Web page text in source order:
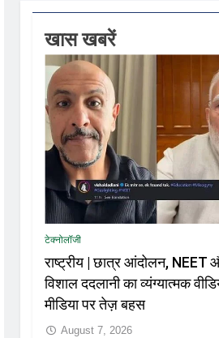
वस्त्रों को मिलेगा बढ़ावा
खास खबरें
टेक्नोलॉजी
राष्ट्रीय | छात्र आंदोलन, NEET
विशाल ददलानी का व्यंग्यात्मक
मीडिया पर तेज़ बहस
August 7, 2026